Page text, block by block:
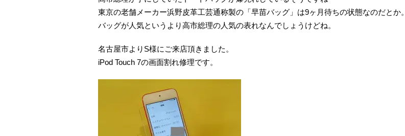
東京の老舗メーカー浜野皮革工芸通称製の「早苗バッグ」は9ヶ月待ちの状態なのだとか。
バッグが人気というより高市総理の人気の表れなんでしょうけどね。
名古屋市よりS様にご来店頂きました。
iPod Touch 7の画面割れ修理です。